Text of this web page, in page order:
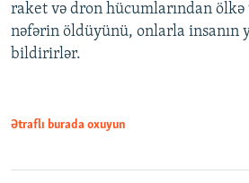
raket və dron hücumlarından ölkə
nəfərin öldüyünü, onlarla insanın
bildirirlər.
Ətraflı burada oxuyun